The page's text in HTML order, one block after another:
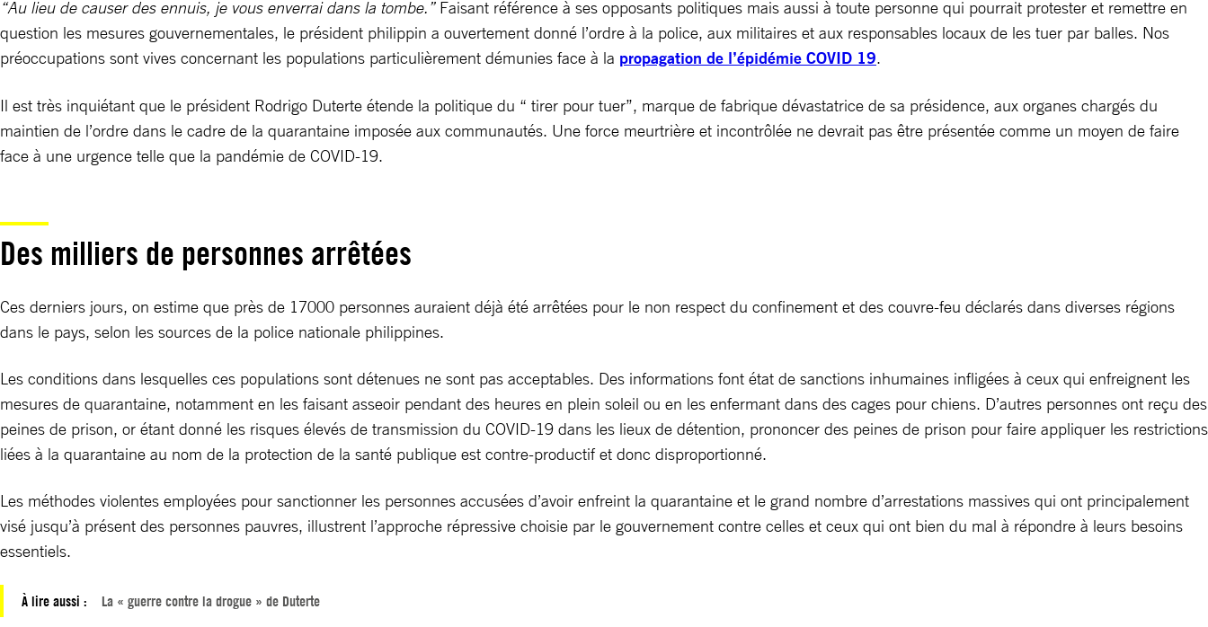
“Au lieu de causer des ennuis, je vous enverrai dans la tombe.”Faisant référence à ses opposants politiques mais aussi à toute personne qui pourrait protester et remettre en
question les mesures gouvernementales, le président philippin a ouvertement donné l’ordre à la police, aux militaires et aux responsables locaux de les tuer par balles. Nos
préoccupations sont vives concernant les populations particulièrement démunies face à la propagation de l’épidémie COVID 19.
Il est très inquiétant que le président Rodrigo Duterte étende la politique du “ tirer pour tuer”, marque de fabrique dévastatrice de sa présidence, aux organes chargés du
maintien de l’ordre dans le cadre de la quarantaine imposée aux communautés. Une force meurtrière et incontrôlée ne devrait pas être présentée comme un moyen de faire
face à une urgence telle que la pandémie de COVID-19.
Des milliers de personnes arrêtées
Ces derniers jours, on estime que près de 17000 personnes auraient déjà été arrêtées pour le non respect du confinement et des couvre-feu déclarés dans diverses régions
dans le pays, selon les sources de la police nationale philippines.
Les conditions dans lesquelles ces populations sont détenues ne sont pas acceptables. Des informations font état de sanctions inhumaines infligées à ceux qui enfreignent les
mesures de quarantaine, notamment en les faisant asseoir pendant des heures en plein soleil ou en les enfermant dans des cages pour chiens. D’autres personnes ont reçu des
peines de prison, or étant donné les risques élevés de transmission du COVID-19 dans les lieux de détention, prononcer des peines de prison pour faire appliquer les restrictions
liées à la quarantaine au nom de la protection de la santé publique est contre-productif et donc disproportionné.
Les méthodes violentes employées pour sanctionner les personnes accusées d’avoir enfreint la quarantaine et le grand nombre d’arrestations massives qui ont principalement
visé jusqu’à présent des personnes pauvres, illustrent l’approche répressive choisie par le gouvernement contre celles et ceux qui ont bien du mal à répondre à leurs besoins
essentiels.
À lire aussi : La « guerre contre la drogue » de Duterte